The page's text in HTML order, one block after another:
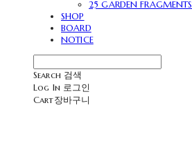
25 GARDEN FRAGMENTS
SHOP
BOARD
NOTICE
Search 검색
Log In 로그인
Cart장바구니